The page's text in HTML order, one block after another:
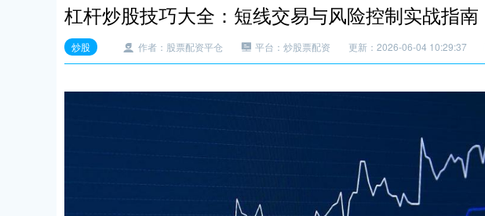
杠杆炒股技巧大全：短线交易与风险控制实战指南
炒股 作者：股票配资平仓 平台：炒股票配资 更新：2026-06-04 10:29:37